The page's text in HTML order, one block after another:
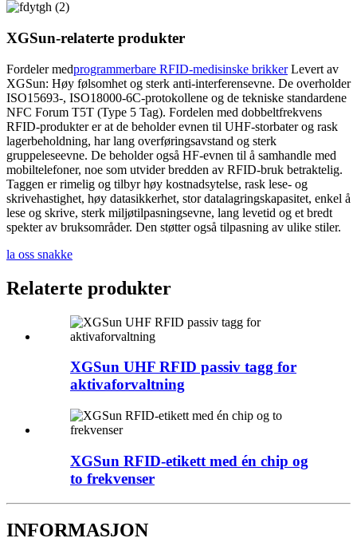
XGSun-relaterte produkter
Fordeler medprogrammerbare RFID-medisinske brikkerLevert av
XGSun: Høy følsomhet og sterk anti-interferensevne. De overholder
ISO15693-, ISO18000-6C-protokollene og de tekniske standardene
NFC Forum T5T (Type 5 Tag). Fordelen med dobbeltfrekvens
RFID-produkter er at de beholder evnen til UHF-storbater og rask
lagerbeholdning, har lang overføringsavstand og sterk
gruppeleseevne. De beholder også HF-evnen til å samhandle med
mobiltelefoner, noe som utvider bredden av RFID-bruk betraktelig.
Taggen er rimelig og tilbyr høy kostnadsytelse, rask lese- og
skrivehastighet, høy datasikkerhet, stor datalagringskapasitet, enkel å
lese og skrive, sterk miljøtilpasningsevne, lang levetid og et bredt
spekter av bruksområder. Den støtter også tilpasning av ulike stiler.
la oss snakke
Relaterte produkter
XGSun UHF RFID passiv tagg for
aktivaforvaltning
XGSun RFID-etikett med én chip og
to frekvenser
INFORMASJON